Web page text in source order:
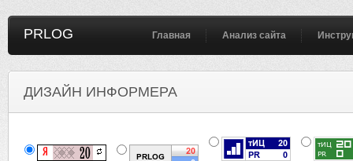
PRLOG Главная Анализ сайта
ДИЗАЙН ИНФОРМЕРА